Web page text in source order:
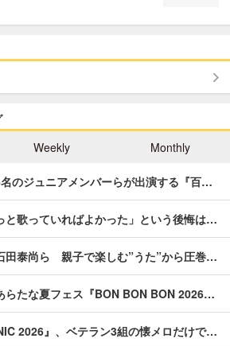
Weekly Monthly
のジュニアメンバーらが出演する『百…
歌っていればよかった」という後悔は…
田泰尚ら 親子で楽しむ”うた”から圧巻…
らたな夏フェス『BON BON BON 2026…
2026』、ベテラン3組の懐メロだけで…